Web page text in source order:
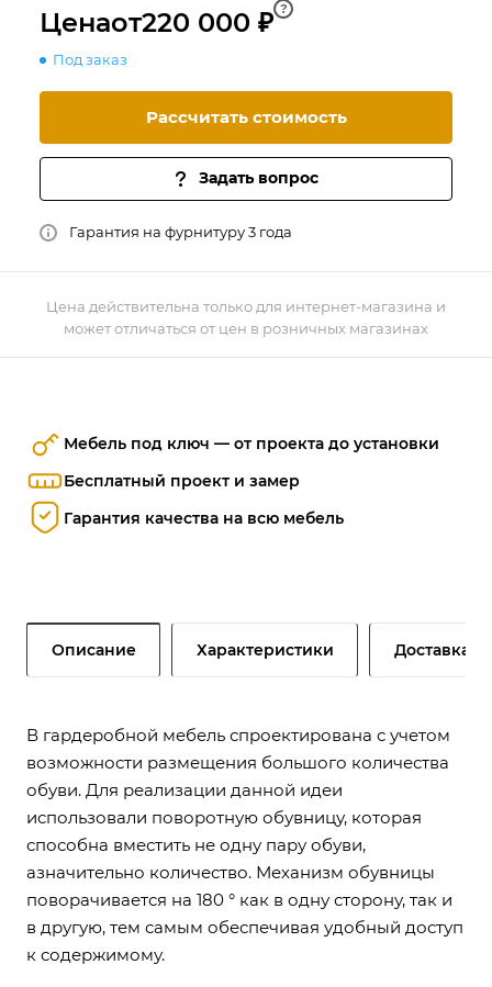
Мебель под ключ — от проекта до установки
Бесплатный проект и замер
Гарантия качества на всю мебель
Цена действительна только для интернет-магазина и
может отличаться от цен в розничных магазинах
Ценаот220 000 ₽ ?
Под заказ
Рассчитать стоимость
Задать вопрос
Гарантия на фурнитуру 3 года
Описание Характеристики Доставка и
В гардеробной мебель спроектирована с учетом
возможности размещения большого количества
обуви. Для реализации данной идеи
использовали поворотную обувницу, которая
способна вместить не одну пару обуви,
азначительно количество. Механизм обувницы
поворачивается на 180 ° как в одну сторону, так и
в другую, тем самым обеспечивая удобный доступ
к содержимому.